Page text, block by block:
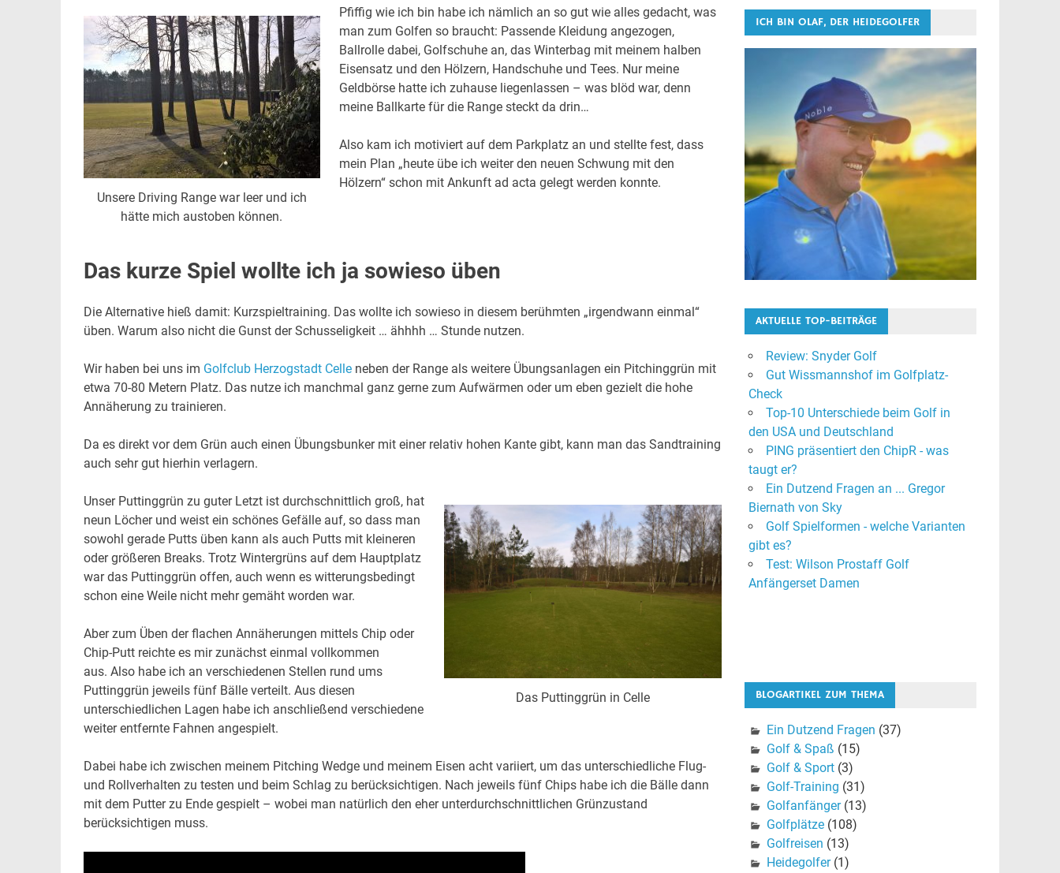
Unsere Driving Range war leer und ich
hätte mich austoben können.
Pfiffig wie ich bin habe ich nämlich an so gut wie alles gedacht, was
man zum Golfen so braucht: Passende Kleidung angezogen,
Ballrolle dabei, Golfschuhe an, das Winterbag mit meinem halben
Eisensatz und den Hölzern, Handschuhe und Tees. Nur meine
Geldbörse hatte ich zuhause liegenlassen – was blöd war, denn
meine Ballkarte für die Range steckt da drin…
Also kam ich motiviert auf dem Parkplatz an und stellte fest, dass
mein Plan „heute übe ich weiter den neuen Schwung mit den
Hölzern“ schon mit Ankunft ad acta gelegt werden konnte.
Das kurze Spiel wollte ich ja sowieso üben
Die Alternative hieß damit: Kurzspieltraining. Das wollte ich sowieso in diesem berühmten „irgendwann einmal“
üben. Warum also nicht die Gunst der Schusseligkeit … ähhhh … Stunde nutzen.
Wir haben bei uns im Golfclub Herzogstadt Celleneben der Range als weitere Übungsanlagen ein Pitchinggrün mit
etwa 70-80 Metern Platz. Das nutze ich manchmal ganz gerne zum Aufwärmen oder um eben gezielt die hohe
Annäherung zu trainieren.
Da es direkt vor dem Grün auch einen Übungsbunker mit einer relativ hohen Kante gibt, kann man das Sandtraining
auch sehr gut hierhin verlagern.
Das Puttinggrün in Celle
Unser Puttinggrün zu guter Letzt ist durchschnittlich groß, hat
neun Löcher und weist ein schönes Gefälle auf, so dass man
sowohl gerade Putts üben kann als auch Putts mit kleineren
oder größeren Breaks. Trotz Wintergrüns auf dem Hauptplatz
war das Puttinggrün offen, auch wenn es witterungsbedingt
schon eine Weile nicht mehr gemäht worden war.
Aber zum Üben der flachen Annäherungen mittels Chip oder
Chip-Putt reichte es mir zunächst einmal vollkommen
aus. Also habe ich an verschiedenen Stellen rund ums
Puttinggrün jeweils fünf Bälle verteilt. Aus diesen
unterschiedlichen Lagen habe ich anschließend verschiedene
weiter entfernte Fahnen angespielt.
Dabei habe ich zwischen meinem Pitching Wedge und meinem Eisen acht variiert, um das unterschiedliche Flug-
und Rollverhalten zu testen und beim Schlag zu berücksichtigen. Nach jeweils fünf Chips habe ich die Bälle dann
mit dem Putter zu Ende gespielt – wobei man natürlich den eher unterdurchschnittlichen Grünzustand
berücksichtigen muss.
ICH BIN OLAF, DER HEIDEGOLFER
AKTUELLE TOP-BEITRÄGE
Review: Snyder Golf
Gut Wissmannshof im Golfplatz-
Check
Top-10 Unterschiede beim Golf in
den USA und Deutschland
PING präsentiert den ChipR - was
taugt er?
Ein Dutzend Fragen an ... Gregor
Biernath von Sky
Golf Spielformen - welche Varianten
gibt es?
Test: Wilson Prostaff Golf
Anfängerset Damen
BLOGARTIKEL ZUM THEMA
Ein Dutzend Fragen (37)
Golf & Spaß (15)
Golf & Sport(3)
Golf-Training (31)
Golfanfänger(13)
Golfplätze(108)
Golfreisen (13)
Heidegolfer(1)